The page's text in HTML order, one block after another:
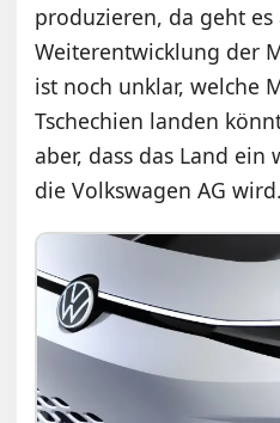
produzieren, da geht
Weiterentwicklung der
ist noch unklar, welche
Tschechien landen
aber, dass das Land
die Volkswagen AG wird.